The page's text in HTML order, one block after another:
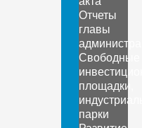
Отчеты
главы
Свободные
площадки,
парки